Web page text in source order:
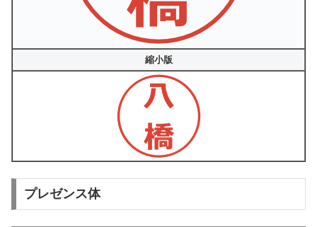
縮小版
プレゼンス体